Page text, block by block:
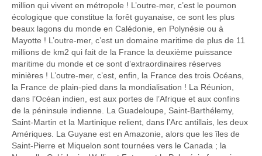
million qui vivent en métropole ! L’outre-mer, c’est le poumon
écologique que constitue la forêt guyanaise, ce sont les plus
beaux lagons du monde en Calédonie, en Polynésie ou à
Mayotte ! L’outre-mer, c’est un domaine maritime de plus de 11
millions de km2 qui fait de la France la deuxième puissance
maritime du monde et ce sont d’extraordinaires réserves
minières ! L’outre-mer, c’est, enfin, la France des trois Océans,
la France de plain-pied dans la mondialisation ! La Réunion,
dans l’Océan indien, est aux portes de l’Afrique et aux confins
de la péninsule indienne. La Guadeloupe, Saint-Barthélemy,
Saint-Martin et la Martinique relient, dans l’Arc antillais, les deux
Amériques. La Guyane est en Amazonie, alors que les îles de
Saint-Pierre et Miquelon sont tournées vers le Canada ; la